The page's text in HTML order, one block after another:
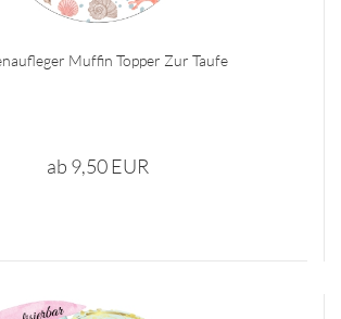
Muffin Topper Zur Taufe
ab 9,50 EUR